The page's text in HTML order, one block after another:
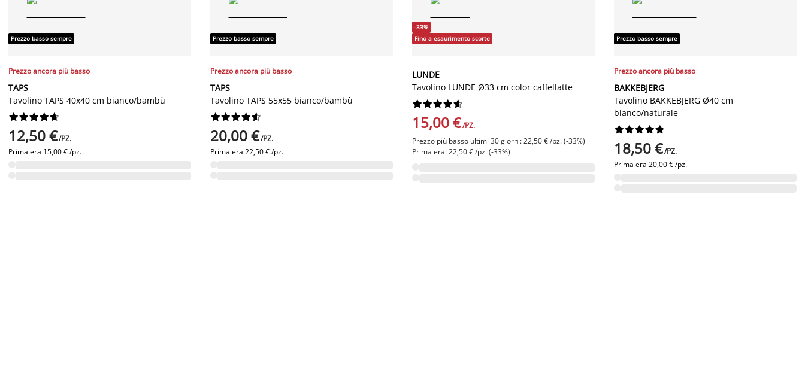
Prezzo basso sempre
Prezzo ancora più basso
TAPS
Tavolino TAPS 40x40 cm bianco/bambù






12,50 €/PZ.
Prima era 15,00 € /pz.
Prezzo basso sempre
Prezzo ancora più basso
TAPS
Tavolino TAPS 55x55 bianco/bambù






20,00 €/PZ.
Prima era 22,50 € /pz.
-33%
Fino a esaurimento scorte
LUNDE
Tavolino LUNDE Ø33 cm color caffellatte






15,00 €/PZ.
Prezzo più basso ultimi 30 giorni: 22,50 € /pz. (-33%)
Prima era: 22,50 € /pz. (-33%)
Prezzo basso sempre
Prezzo ancora più basso
BAKKEBJERG
Tavolino BAKKEBJERG Ø40 cm
bianco/naturale






18,50 €/PZ.
Prima era 20,00 € /pz.